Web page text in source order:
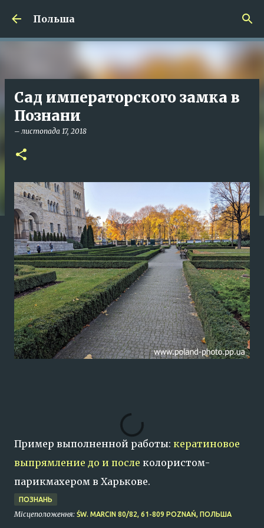
Перейти до основного вмісту
Польша
Сад императорского замка в
Познани
–листопада 17, 2018
Пример выполненной работы: кератиновое
выпрямление до и после колористом-
парикмахером в Харькове.
ПОЗНАНЬ
Місцеположення: ŚW. MARCIN 80/82, 61-809 POZNAŃ, ПОЛЬША